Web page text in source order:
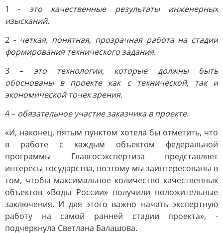
1 - это качественные результаты инженерных
изысканий.
2 - четкая, понятная, прозрачная работа на стадии
формирования технического задания.
3 – это технологии, которые должны быть
обоснованы в проекте как с технической, так и
экономической точек зрения.
4 – обязательное участие заказчика в проекте.
«И, наконец, пятым пунктом хотела бы отметить, что
в работе с каждым объектом федеральной
программы Главгосэкспертиза представляет
интересы государства, поэтому мы заинтересованы в
том, чтобы максимальное количество качественных
объектов «Воды России» получили положительные
заключения. И для этого важно начать экспертную
работу на самой ранней стадии проекта», -
подчеркнула Светлана Балашова.